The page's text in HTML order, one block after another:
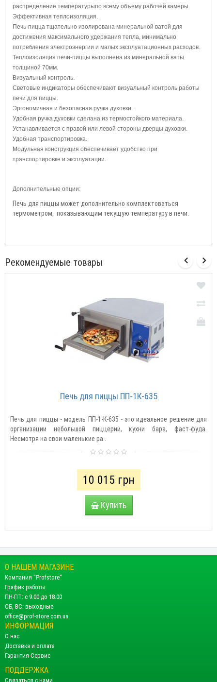
распределение температурыпо всему объему рабочей камеры.
Эффективная теплоизоляция.
Печь-пицца тщательно изолирована минеральной ватой для
достижения максимального удержания тепла, минимально
потребления электроэнергии и малых эксплуатационных расходов.
Теплоизоляция печи-пиццы выполнена из минеральной ваты
толщиной 70мм.
Визуальный контроль.
Световые индикаторы обеспечивают визуальный контроль работы
печи для пиццы.
Эргономичная и безопасная ручка духовки.
Удобная ручка духовки сделана из термостойкого материала.
Устанавливается с правой или левой стороны дверцы духовки.
Удобная транспортировка.
Модульная конструкция обеспечивает удобство при
транспортировке и эксплуатации.
Дополнительные опции:
Печь для пиццы может дополнительно комплектоваться
термометром, показывающим текущую температуру в печи.
Рекомендуемые товары
Печь для пиццы ПП-1К-635
Печь для пиццы - модель ПП-1-К-635 - это идеальное решение для
организации небольшой пиццерии, кухни бара, фаст-фуда.
Несмотря на свои маленькие ра..
10 015 грн
Купить
О НАШЕМ МАГАЗИНЕ
Компания "Profstore"
График работы:
ПН-ПТ: с 9.00 до 18.00
СБ, ВС: выходные
office@prof-store.com.ua
ИНФОРМАЦИЯ
О нас
Доставка и оплата
Гарантия-Сервис
ПОДДЕРЖКА
Связаться с нами